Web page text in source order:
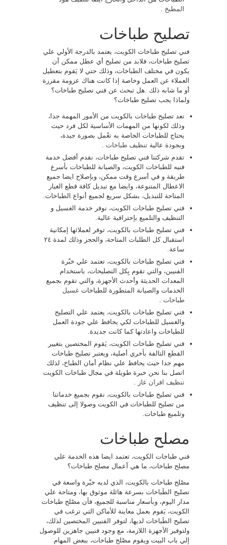
المطبخ
تصليح طباخات
فني تصليح طباخات الكويت، يعتمد بالدرجة الأولي علي
تصليح طباخات، فلابد من تصليح أي عطل ممكن أن
يكون في مختلف الطباخات، وذلك حتي لا يَقوم بتعطيل
العملاء عن العمل وخاصة إذا كانت هناك عزومة مقررة
أو ما شابه ذلك .هل تبحث عن فني تصليح طباخات؟
ولماذا يجب تصليح طباخات؟
تعد تصليح طباخات بالكويت من الأمور المهمة جدا،
وذلك لكونها من المهمات الأساسية لكل فرد حيث
يحتاج للطباخات الخاصة به تعْمل بصورة جيدة،
وبجودة عالية تنظيف طباخات
تقدم شركتنا فني تصليح طباخات، نقدم أفضل خدمة
فنيه للطباخات الكويت، والصيانة للطباخات بأسرع
طريقة و في أسرع وقت ممكن، وبإصلاح ايضا جميع
الاعطال المتنوعة، وايضا مع تبديل كافة قطع الغيار
المتاحة للتبديل، بشكل سريع لجميع أنواع الطباخات.
فني تصليح طباخات الكويت، نوفر خدمة الغسيل و
التنظيف والتلميع بإحترافية عالية.
فني تصليح طباخات بالكويت، توفر لعملائها إمكانية
استقبال كل الطلبات المتاحة، والحجز وذلك لمدة ٢٤
ساعة.
فني تصليح طباخات بالكويت، تعتمد علي خبْرة
الفنيبن، والتي تقوم بِكل التصليحات، باستخدام
المعدات الحديثة وأحدث الأجهزة، والتي تقوم بجميع
الخدمات والصيانة المتطورة للطباخات غسيل
طباخات
فني تصليح طباخات بالكويت، يعتمد علي التصليح
والغسيل للطباخات لكي يحافظ علي جودة العمل
للطباخات واعادتها كما كانت جديدة.
فني تصليح طباخات الكويت، يَقوم المختصين بتغيير
القطع التالفة بأخري أصلية، ويعتبر تصليح طباخات
مهم جدا حيث يحافظ علي نظام أمان الطباخ، لذلك
اتصل بنا نحن خبرة طويلة في مجال طباخات الكويت
تنظيف افران غاز
فني تصليح طباخات بالكويت، نقوم بجميع خدماتنا
من تصليح للطباخات في الكويت وصولا إلى تنظيف
وتلميع طباخات.
مصلح طباخات
فني طباخات الكويت، تعتمد ايضا هذه الخدمة علي
مصلح طباخات، ما هي أعمال مصلح طباخات؟
مصْلح طباخات بالكويت، الذي لديه خبْرة واسعة في
تصليح الطَباخات بسرعة هائلة موثوق بها، ومتاحة علي
مدار اليوم، وبأسعار مناسبة للجميع، فأن مصْلح طباخات
الكويت، يَقوم بعمل معاينة للأماكن التي ترغب في
تصليح الطَباخات لديها، لتوفر الفنيين المختصين لذلك،
ولتوفير الأجهزة اللازمة، مع وجود فنيين جاهزين للوصول
إلي باب البيت ويقوم مصْلح طباخات، ببعض المهام